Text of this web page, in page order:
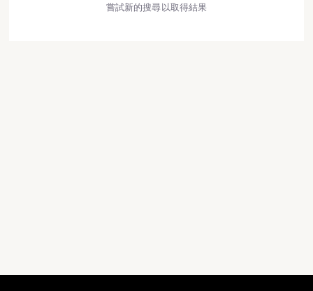
嘗試新的搜尋以取得結果